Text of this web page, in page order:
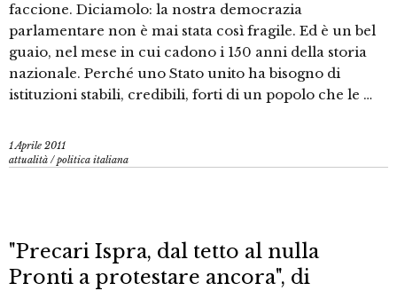
faccione. Diciamolo: la nostra democrazia
parlamentare non è mai stata così fragile. Ed è un bel
guaio, nel mese in cui cadono i 150 anni della storia
nazionale. Perché uno Stato unito ha bisogno di
istituzioni stabili, credibili, forti di un popolo che le …
1 Aprile 2011
attualità /politica italiana
"Precari Ispra, dal tetto al nulla
Pronti a protestare ancora", di